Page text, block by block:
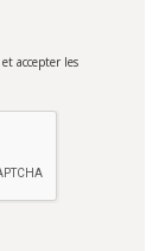
et accepter les